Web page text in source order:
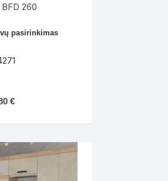
260
pasirinkimas
€